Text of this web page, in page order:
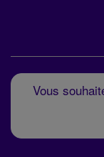
Vous